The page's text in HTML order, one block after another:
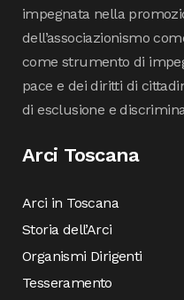
impegnata nella
dell’associazionismo
come strumento di
pace e dei diritti di
di esclusione e
Arci Toscana
Arci in Toscana
Storia dell’Arci
Organismi Dirigenti
Tesseramento